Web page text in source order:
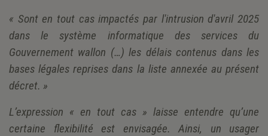
« Sont en tout cas impactés par l'intrusion d'avril 2025
dans le système informatique des services du
Gouvernement wallon (…) les délais contenus dans les
bases légales reprises dans la liste annexée au présent
décret. »
L’expression « en tout cas » laisse entendre qu’une
certaine flexibilité est envisagée. Ainsi, un usager